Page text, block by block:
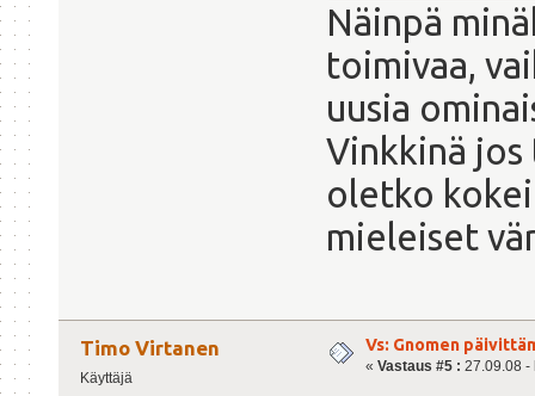
Näinpä
toimivaa,
uusia
Vinkkinä
oletko
mieleiset
Timo Virtanen
Käyttäjä
Vs: Gnomen
« Vastaus #5 : 27.09.08 -